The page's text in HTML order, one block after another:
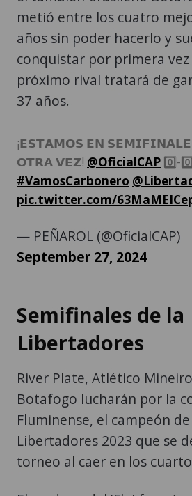
metió entre los cuatro
años sin poder hacerlo y
conquistar por primera
próximo rival tratará de
37 años.
¡𝗘𝗦𝗧𝗔𝗠𝗢𝗦 𝗘𝗡
𝗢𝗧𝗥𝗔 𝗩𝗘𝗭! @OficialCAP 0️⃣-0️⃣
#VamosCarbonero
pic.twitter.com/
— PEÑAROL (@OficialCAP)
September 27, 2024
Semifinales de la
Libertadores
River Plate, Atlético
Botafogo lucharán por la
Fluminense, el campeón
Libertadores 2023 que se
torneo al caer en los